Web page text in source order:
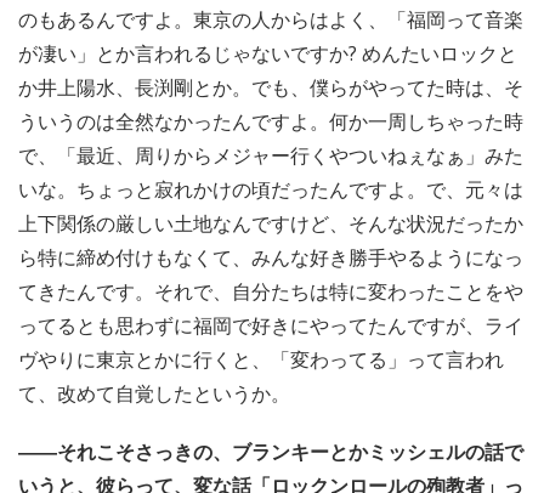
のもあるんですよ。東京の人からはよく、「福岡って音楽
が凄い」とか言われるじゃないですか? めんたいロックと
か井上陽水、長渕剛とか。でも、僕らがやってた時は、そ
ういうのは全然なかったんですよ。何か一周しちゃった時
で、「最近、周りからメジャー行くやついねぇなぁ」みた
いな。ちょっと寂れかけの頃だったんですよ。で、元々は
上下関係の厳しい土地なんですけど、そんな状況だったか
ら特に締め付けもなくて、みんな好き勝手やるようになっ
てきたんです。それで、自分たちは特に変わったことをや
ってるとも思わずに福岡で好きにやってたんですが、ライ
ヴやりに東京とかに行くと、「変わってる」って言われ
て、改めて自覚したというか。
――それこそさっきの、ブランキーとかミッシェルの話で
いうと、彼らって、変な話「ロックンロールの殉教者」っ